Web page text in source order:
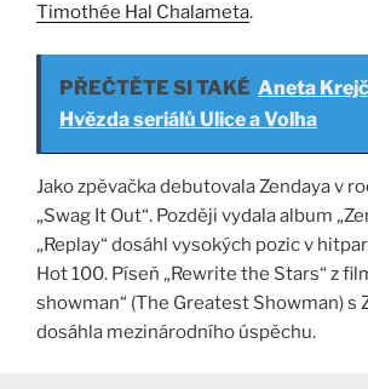
Timothée Hal Chalameta.
PŘEČTĚTE SI TAKÉ Aneta
Hvězda seriálů Ulice a Volha
Jako zpěvačka debutovala Zendaya v
„Swag It Out“. Později vydala album
„Replay“ dosáhl vysokých pozic v
Hot 100. Píseň „Rewrite the Stars“ z
showman“ (The Greatest Showman) s
dosáhla mezinárodního úspěchu.